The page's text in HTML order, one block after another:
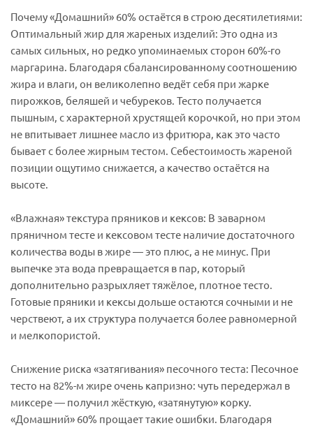
Почему «Домашний» 60% остаётся в строю десятилетиями:
Оптимальный жир для жареных изделий: Это одна из
самых сильных, но редко упоминаемых сторон 60%-го
маргарина. Благодаря сбалансированному соотношению
жира и влаги, он великолепно ведёт себя при жарке
пирожков, беляшей и чебуреков. Тесто получается
пышным, с характерной хрустящей корочкой, но при этом
не впитывает лишнее масло из фритюра, как это часто
бывает с более жирным тестом. Себестоимость жареной
позиции ощутимо снижается, а качество остаётся на
высоте.
«Влажная» текстура пряников и кексов: В заварном
пряничном тесте и кексовом тесте наличие достаточного
количества воды в жире — это плюс, а не минус. При
выпечке эта вода превращается в пар, который
дополнительно разрыхляет тяжёлое, плотное тесто.
Готовые пряники и кексы дольше остаются сочными и не
черствеют, а их структура получается более равномерной
и мелкопористой.
Снижение риска «затягивания» песочного теста: Песочное
тесто на 82%-м жире очень капризно: чуть передержал в
миксере — получил жёсткую, «затянутую» корку.
«Домашний» 60% прощает такие ошибки. Благодаря